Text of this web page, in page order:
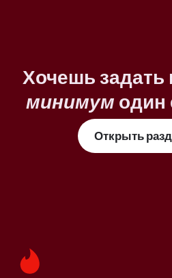
Хочешь задать
минимум один
Открыть